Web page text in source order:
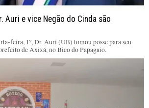
Auri e vice Negão do Cinda são
feira, 1º, Dr. Auri (UB) tomou posse para seu
de Axixá, no Bico do Papagaio.